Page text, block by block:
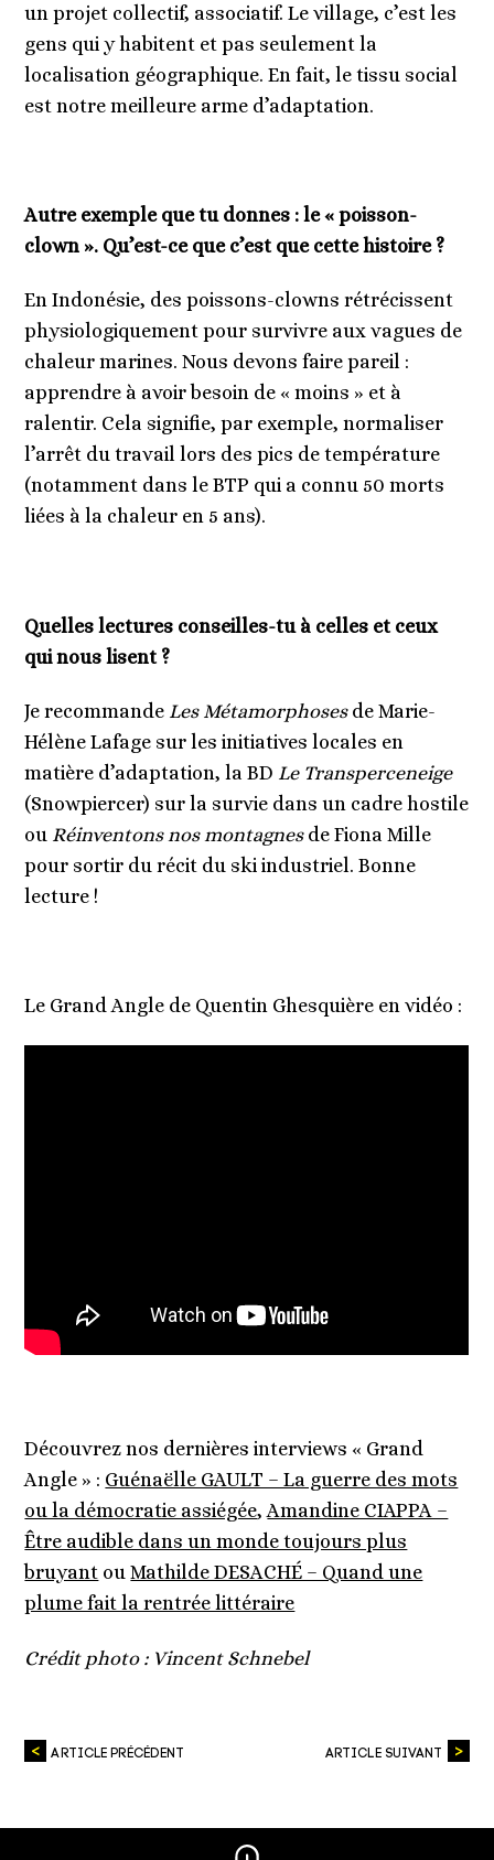
un projet collectif, associatif. Le village, c’est les
gens qui y habitent et pas seulement la
localisation géographique. En fait, le tissu social
est notre meilleure arme d’adaptation.
Autre exemple que tu donnes : le « poisson-
clown ». Qu’est-ce que c’est que cette histoire ?
En Indonésie, des poissons-clowns rétrécissent
physiologiquement pour survivre aux vagues de
chaleur marines. Nous devons faire pareil :
apprendre à avoir besoin de « moins » et à
ralentir. Cela signifie, par exemple, normaliser
l’arrêt du travail lors des pics de température
(notamment dans le BTP qui a connu 50 morts
liées à la chaleur en 5 ans).
Quelles lectures conseilles-tu à celles et ceux
qui nous lisent ?
Je recommande Les Métamorphosesde Marie-
Hélène Lafage sur les initiatives locales en
matière d’adaptation, la BD Le Transperceneige
(Snowpiercer) sur la survie dans un cadre hostile
ou Réinventons nos montagnesde Fiona Mille
pour sortir du récit du ski industriel. Bonne
lecture !
Le Grand Angle de Quentin Ghesquière en vidéo :
Découvrez nos dernières interviews « Grand
Angle » : Guénaëlle GAULT – La guerre des mots
ou la démocratie assiégée,Amandine CIAPPA –
Être audible dans un monde toujours plus
bruyant ouMathilde DESACHÉ – Quand une
plume fait la rentrée littéraire
Crédit photo : Vincent Schnebel
ARTICLE PRÉCÉDENT ARTICLE SUIVANT